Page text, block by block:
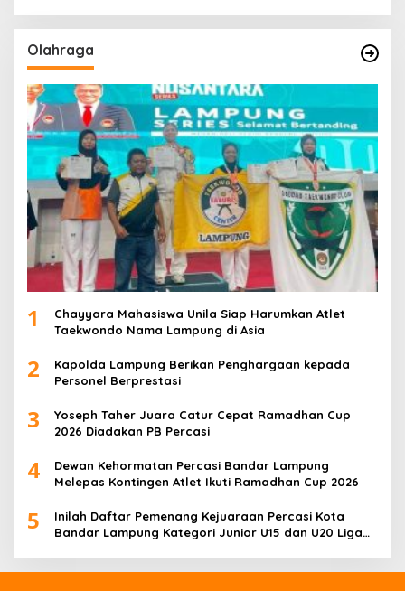
Olahraga
1
Chayyara Mahasiswa Unila Siap Harumkan Atlet
Taekwondo Nama Lampung di Asia
2
Kapolda Lampung Berikan Penghargaan kepada
Personel Berprestasi
3
Yoseph Taher Juara Catur Cepat Ramadhan Cup
2026 Diadakan PB Percasi
4
Dewan Kehormatan Percasi Bandar Lampung
Melepas Kontingen Atlet Ikuti Ramadhan Cup 2026
5
Inilah Daftar Pemenang Kejuaraan Percasi Kota
Bandar Lampung Kategori Junior U15 dan U20 Liga